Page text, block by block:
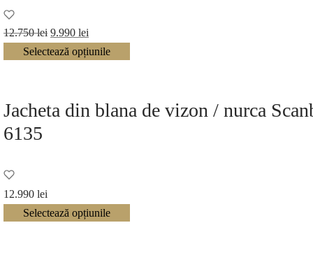
12.750lei Prețul
inițial a
9.990 lei
curent
Selectează opțiunile
Jacheta din blana de vizon / nurca
6135
12.990 lei
Selectează opțiunile